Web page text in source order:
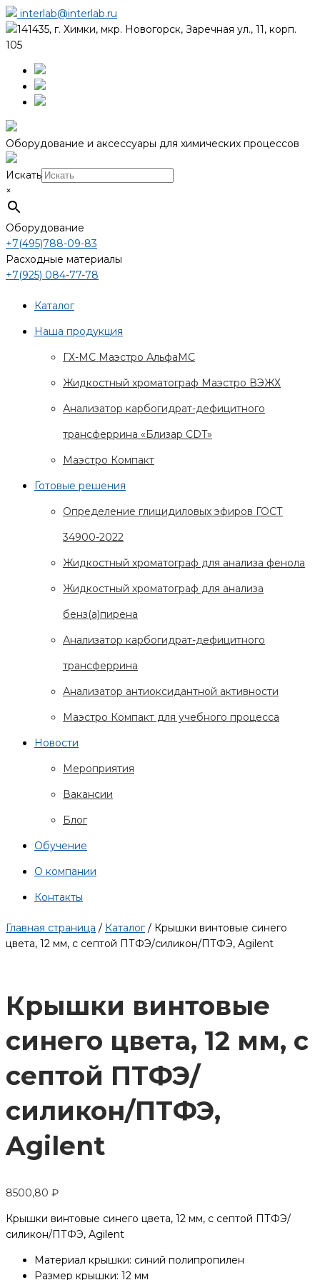
interlab@interlab.ru
141435, г. Химки, мкр. Новогорск, Заречная ул., 11, корп.
105
Оборудование и аксессуары для химических процессов
Искать
×
Оборудование
+7(495)788-09-83
Расходные материалы
+7(925) 084-77-78
Каталог
Наша продукция
ГХ-МС Маэстро АльфаМС
Жидкостный хроматограф Маэстро ВЭЖХ
Анализатор карбогидрат-дефицитного
трансферрина «Близар CDT»
Маэстро Компакт
Готовые решения
Определение глицидиловых эфиров ГОСТ
34900-2022
Жидкостный хроматограф для анализа фенола
Жидкостный хроматограф для анализа
бенз(а)пирена
Анализатор карбогидрат-дефицитного
трансферрина
Анализатор антиоксидантной активности
Маэстро Компакт для учебного процесса
Новости
Мероприятия
Вакансии
Блог
Обучение
О компании
Контакты
Главная страница / Каталог/ Крышки винтовые синего
цвета, 12 мм, с септой ПТФЭ/силикон/ПТФЭ, Agilent
Крышки винтовые
синего цвета, 12 мм, с
септой ПТФЭ/
силикон/ПТФЭ,
Agilent
8500,80 ₽
Крышки винтовые синего цвета, 12 мм, с септой ПТФЭ/
силикон/ПТФЭ, Agilent
Материал крышки: синий полипропилен
Размер крышки: 12 мм